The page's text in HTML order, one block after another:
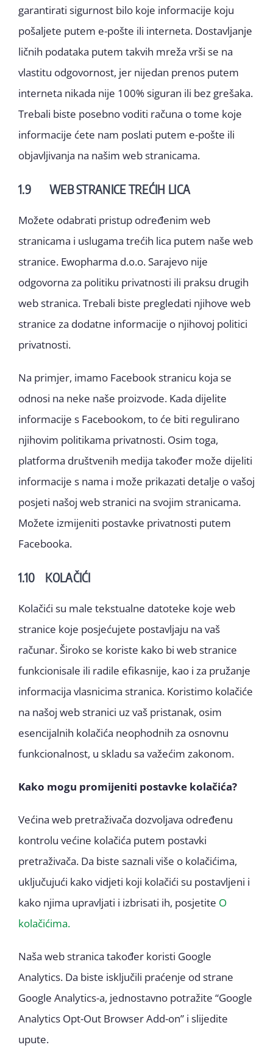
garantirati sigurnost bilo koje informacije koju
pošaljete putem e-pošte ili interneta. Dostavljanje
ličnih podataka putem takvih mreža vrši se na
vlastitu odgovornost, jer nijedan prenos putem
interneta nikada nije 100% siguran ili bez grešaka.
Trebali biste posebno voditi računa o tome koje
informacije ćete nam poslati putem e-pošte ili
objavljivanja na našim web stranicama.
1.9 WEB STRANICE TREĆIH LICA
Možete odabrati pristup određenim web
stranicama i uslugama trećih lica putem naše web
stranice. Ewopharma d.o.o. Sarajevo nije
odgovorna za politiku privatnosti ili praksu drugih
web stranica. Trebali biste pregledati njihove web
stranice za dodatne informacije o njihovoj politici
privatnosti.
Na primjer, imamo Facebook stranicu koja se
odnosi na neke naše proizvode. Kada dijelite
informacije s Facebookom, to će biti regulirano
njihovim politikama privatnosti. Osim toga,
platforma društvenih medija također može dijeliti
informacije s nama i može prikazati detalje o vašoj
posjeti našoj web stranici na svojim stranicama.
Možete izmijeniti postavke privatnosti putem
Facebooka.
1.10 KOLAČIĆI
Kolačići su male tekstualne datoteke koje web
stranice koje posjećujete postavljaju na vaš
računar. Široko se koriste kako bi web stranice
funkcionisale ili radile efikasnije, kao i za pružanje
informacija vlasnicima stranica. Koristimo kolačiće
na našoj web stranici uz vaš pristanak, osim
esencijalnih kolačića neophodnih za osnovnu
funkcionalnost, u skladu sa važećim zakonom.
Kako mogu promijeniti postavke kolačića?
Većina web pretraživača dozvoljava određenu
kontrolu većine kolačića putem postavki
pretraživača. Da biste saznali više o kolačićima,
uključujući kako vidjeti koji kolačići su postavljeni i
kako njima upravljati i izbrisati ih, posjetite O
kolačićima.
Naša web stranica također koristi Google
Analytics. Da biste isključili praćenje od strane
Google Analytics-a, jednostavno potražite “Google
Analytics Opt-Out Browser Add-on” i slijedite
upute.